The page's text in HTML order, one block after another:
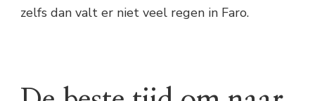
zelfs dan valt er niet veel regen in Faro.